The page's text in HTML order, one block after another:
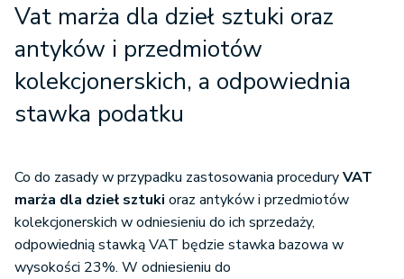
Vat marża dla dzieł sztuki oraz
antyków i przedmiotów
kolekcjonerskich, a odpowiednia
stawka podatku
Co do zasady w przypadku zastosowania proceduryVAT
marża dla dzieł sztuki oraz antyków i przedmiotów
kolekcjonerskich w odniesieniu do ich sprzedaży,
odpowiednią stawką VAT będzie stawka bazowa w
wysokości 23%. W odniesieniu do